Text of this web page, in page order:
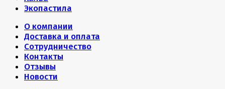
Экопастила
О компании
Доставка и оплата
Сотрудничество
Контакты
Отзывы
Новости